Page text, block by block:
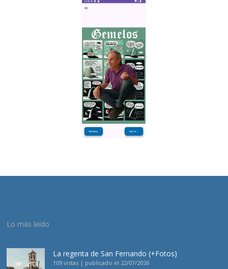
Lo más leído
La regenta de San Fernando (+Fotos)
109 vistas | publicado el 22/07/2026